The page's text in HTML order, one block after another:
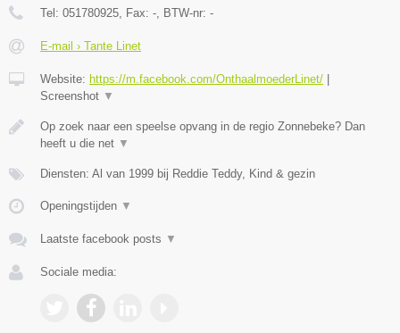
Tel: 051780925 , Fax: - , BTW-nr: -
E-mail › Tante Linet
Website: https://m.facebook.com/OnthaalmoederLinet/
Screenshot ▼
Op zoek naar een speelse opvang in de regio Zonnebeke? Dan
heeft u die net ▼
Diensten: Al van 1999 bij Reddie Teddy, Kind & gezin
Openingstijden ▼
Laatste facebook posts ▼
Sociale media: